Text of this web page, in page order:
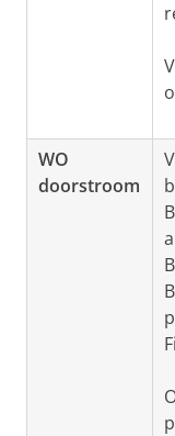
WO
doorstroom